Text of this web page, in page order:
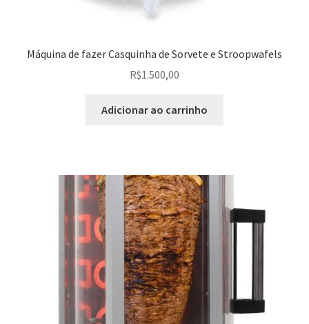
Máquina de fazer Casquinha de Sorvete e Stroopwafels
R$1.500,00
Adicionar ao carrinho